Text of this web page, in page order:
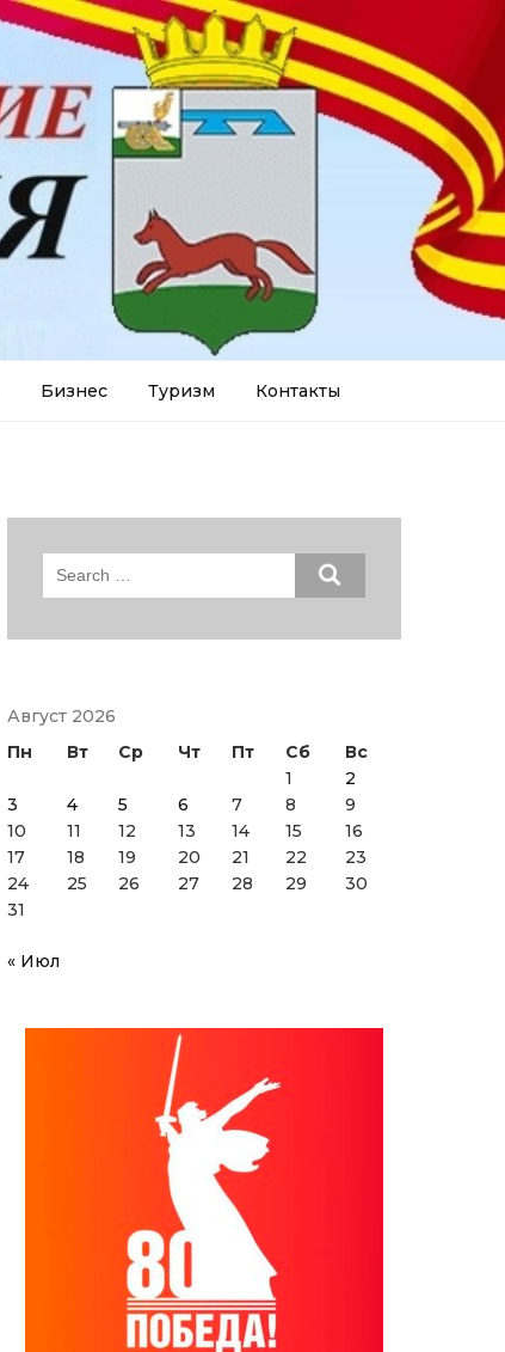
Бизнес Туризм Контакты
Search
Август 2026
Пн
Вт Ср Чт Пт Сб
Вс
1
2
3
4 5 6 7 8
9
10
11 12 13 14 15
16
17
18 19 20 21 22
23
24
25 26 27 28 29
30
31
« Июл